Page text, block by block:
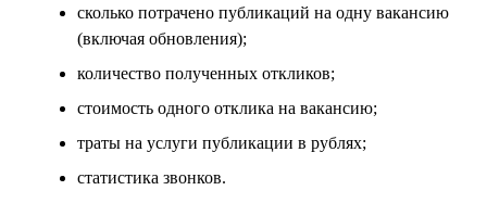
сколько потрачено публикаций на одну вакансию
(включая обновления);
количество полученных откликов;
стоимость одного отклика на вакансию;
траты на услуги публикации в рублях;
статистика звонков.